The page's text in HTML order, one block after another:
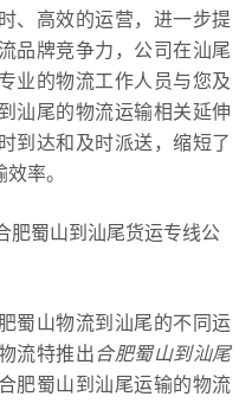
、高效的运营，进一步提
品牌竞争力，公司在汕尾
业的物流工作人员与您及
汕尾的物流运输相关延伸
到达和及时派送，缩短了
率。
蜀山物流到汕尾的不同运
流特推出合肥蜀山到汕尾
肥蜀山到汕尾运输的物流